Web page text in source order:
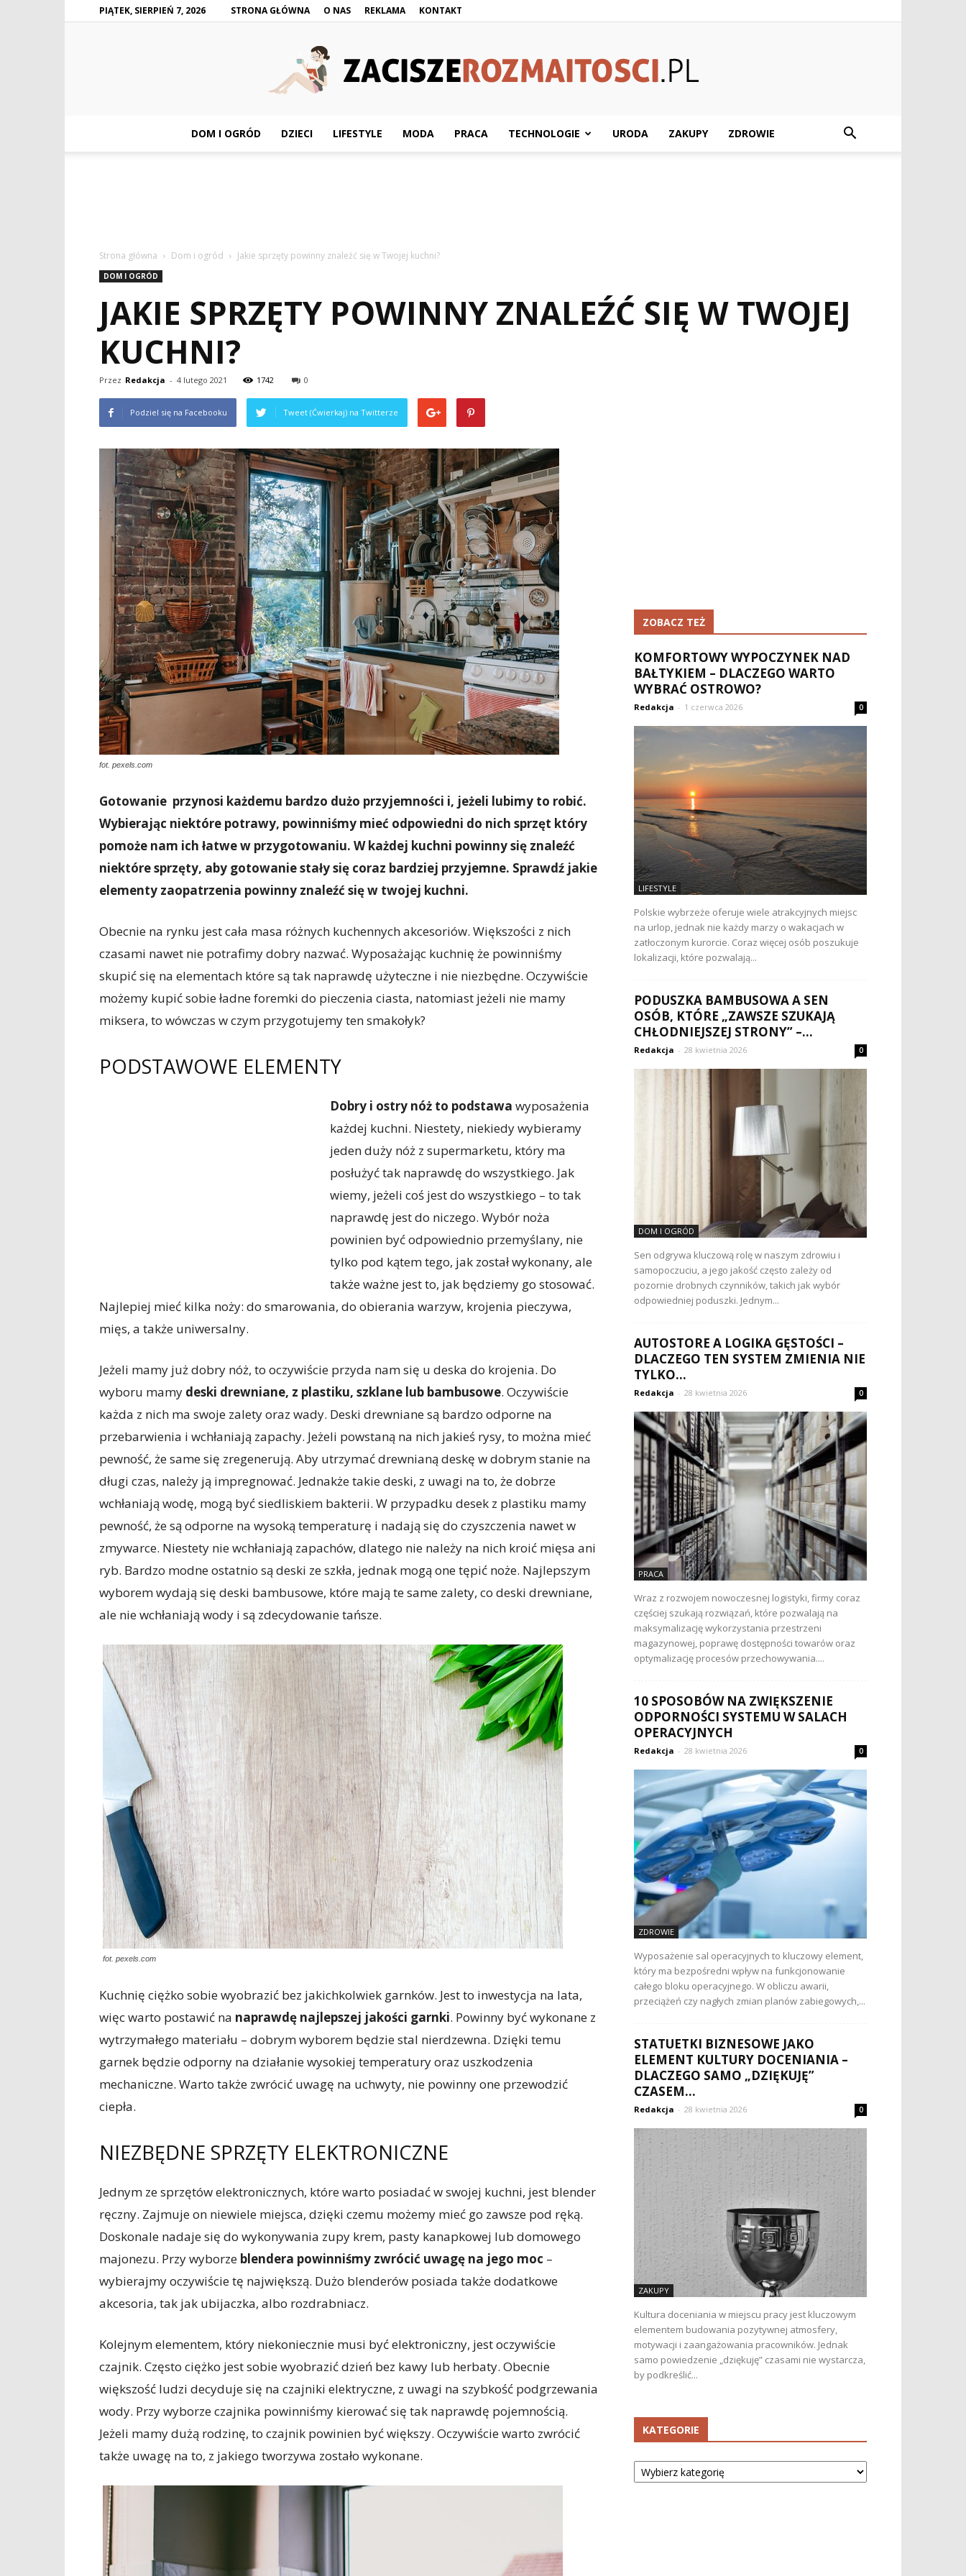
PIĄTEK, SIERPIEŃ 7, 2026 STRONA GŁÓWNA O NAS REKLAMA KONTAKT
ZaciszeRozmaitosci.pl
DOM I OGRÓD DZIECI LIFESTYLE MODA PRACA TECHNOLOGIE URODA ZAKUPY ZDROWIE
Strona główna Dom i ogród Jakie sprzęty powinny znaleźć się w Twojej kuchni?
DOM I OGRÓD
JAKIE SPRZĘTY POWINNY ZNALEŹĆ SIĘ W TWOJEJ
KUCHNI?
Przez Redakcja - 4 lutego 2021 1742 0
Podziel się na Facebooku Tweet (Ćwierkaj) na Twitterze
fot. pexels.com
Gotowanie przynosi każdemu bardzo dużo przyjemności i, jeżeli lubimy to robić.
Wybierając niektóre potrawy, powinniśmy mieć odpowiedni do nich sprzęt który
pomoże nam ich łatwe w przygotowaniu. W każdej kuchni powinny się znaleźć
niektóre sprzęty, aby gotowanie stały się coraz bardziej przyjemne. Sprawdź jakie
elementy zaopatrzenia powinny znaleźć się w twojej kuchni.
Obecnie na rynku jest cała masa różnych kuchennych akcesoriów. Większości z nich
czasami nawet nie potrafimy dobry nazwać. Wyposażając kuchnię że powinniśmy
skupić się na elementach które są tak naprawdę użyteczne i nie niezbędne. Oczywiście
możemy kupić sobie ładne foremki do pieczenia ciasta, natomiast jeżeli nie mamy
miksera, to wówczas w czym przygotujemy ten smakołyk?
PODSTAWOWE ELEMENTY
Dobry i ostry nóż to podstawa wyposażenia
każdej kuchni. Niestety, niekiedy wybieramy
jeden duży nóż z supermarketu, który ma
posłużyć tak naprawdę do wszystkiego. Jak
wiemy, jeżeli coś jest do wszystkiego – to tak
naprawdę jest do niczego. Wybór noża
powinien być odpowiednio przemyślany, nie
tylko pod kątem tego, jak został wykonany, ale
także ważne jest to, jak będziemy go stosować.
Najlepiej mieć kilka noży: do smarowania, do obierania warzyw, krojenia pieczywa,
mięs, a także uniwersalny.
Jeżeli mamy już dobry nóż, to oczywiście przyda nam się u deska do krojenia. Do
wyboru mamy deski drewniane, z plastiku, szklane lub bambusowe. Oczywiście
każda z nich ma swoje zalety oraz wady. Deski drewniane są bardzo odporne na
przebarwienia i wchłaniają zapachy. Jeżeli powstaną na nich jakieś rysy, to można mieć
pewność, że same się zregenerują. Aby utrzymać drewnianą deskę w dobrym stanie na
długi czas, należy ją impregnować. Jednakże takie deski, z uwagi na to, że dobrze
wchłaniają wodę, mogą być siedliskiem bakterii. W przypadku desek z plastiku mamy
pewność, że są odporne na wysoką temperaturę i nadają się do czyszczenia nawet w
zmywarce. Niestety nie wchłaniają zapachów, dlatego nie należy na nich kroić mięsa ani
ryb. Bardzo modne ostatnio są deski ze szkła, jednak mogą one tępić noże. Najlepszym
wyborem wydają się deski bambusowe, które mają te same zalety, co deski drewniane,
ale nie wchłaniają wody i są zdecydowanie tańsze.
fot. pexels.com
Kuchnię ciężko sobie wyobrazić bez jakichkolwiek garnków. Jest to inwestycja na lata,
więc warto postawić na naprawdę najlepszej jakości garnki. Powinny być wykonane z
wytrzymałego materiału – dobrym wyborem będzie stal nierdzewna. Dzięki temu
garnek będzie odporny na działanie wysokiej temperatury oraz uszkodzenia
mechaniczne. Warto także zwrócić uwagę na uchwyty, nie powinny one przewodzić
ciepła.
NIEZBĘDNE SPRZĘTY ELEKTRONICZNE
Jednym ze sprzętów elektronicznych, które warto posiadać w swojej kuchni, jest blender
ręczny. Zajmuje on niewiele miejsca, dzięki czemu możemy mieć go zawsze pod ręką.
Doskonale nadaje się do wykonywania zupy krem, pasty kanapkowej lub domowego
majonezu. Przy wyborze blendera powinniśmy zwrócić uwagę na jego moc –
wybierajmy oczywiście tę największą. Dużo blenderów posiada także dodatkowe
akcesoria, tak jak ubijaczka, albo rozdrabniacz.
Kolejnym elementem, który niekoniecznie musi być elektroniczny, jest oczywiście
czajnik. Często ciężko jest sobie wyobrazić dzień bez kawy lub herbaty. Obecnie
większość ludzi decyduje się na czajniki elektryczne, z uwagi na szybkość podgrzewania
wody. Przy wyborze czajnika powinniśmy kierować się tak naprawdę pojemnością.
Jeżeli mamy dużą rodzinę, to czajnik powinien być większy. Oczywiście warto zwrócić
także uwagę na to, z jakiego tworzywa zostało wykonane.
ZOBACZ TEŻ
KOMFORTOWY WYPOCZYNEK NAD
BAŁTYKIEM – DLACZEGO WARTO
WYBRAĆ OSTROWO?
Redakcja - 1 czerwca 2026 0
LIFESTYLE
Polskie wybrzeże oferuje wiele atrakcyjnych miejsc
na urlop, jednak nie każdy marzy o wakacjach w
zatłoczonym kurorcie. Coraz więcej osób poszukuje
lokalizacji, które pozwalają...
PODUSZKA BAMBUSOWA A SEN
OSÓB, KTÓRE „ZAWSZE SZUKAJĄ
CHŁODNIEJSZEJ STRONY” –...
Redakcja - 28 kwietnia 2026 0
DOM I OGRÓD
Sen odgrywa kluczową rolę w naszym zdrowiu i
samopoczuciu, a jego jakość często zależy od
pozornie drobnych czynników, takich jak wybór
odpowiedniej poduszki. Jednym...
AUTOSTORE A LOGIKA GĘSTOŚCI –
DLACZEGO TEN SYSTEM ZMIENIA NIE
TYLKO...
Redakcja - 28 kwietnia 2026 0
PRACA
Wraz z rozwojem nowoczesnej logistyki, firmy coraz
częściej szukają rozwiązań, które pozwalają na
maksymalizację wykorzystania przestrzeni
magazynowej, poprawę dostępności towarów oraz
optymalizację procesów przechowywania....
10 SPOSOBÓW NA ZWIĘKSZENIE
ODPORNOŚCI SYSTEMU W SALACH
OPERACYJNYCH
Redakcja - 28 kwietnia 2026 0
ZDROWIE
Wyposażenie sal operacyjnych to kluczowy element,
który ma bezpośredni wpływ na funkcjonowanie
całego bloku operacyjnego. W obliczu awarii,
przeciążeń czy nagłych zmian planów zabiegowych,...
STATUETKI BIZNESOWE JAKO
ELEMENT KULTURY DOCENIANIA –
DLACZEGO SAMO „DZIĘKUJĘ”
CZASEM...
Redakcja - 28 kwietnia 2026 0
ZAKUPY
Kultura doceniania w miejscu pracy jest kluczowym
elementem budowania pozytywnej atmosfery,
motywacji i zaangażowania pracowników. Jednak
samo powiedzenie „dziękuję” czasami nie wystarcza,
by podkreślić...
KATEGORIE
Kategorie